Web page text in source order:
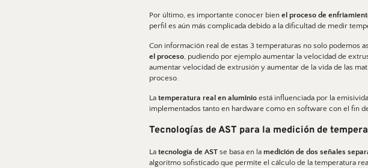
Por último, es importante conocer bien el proceso de
perfil es aún más complicada debido a la dificultad de medir
Con información real de estas 3 temperaturas no solo podemos
el proceso , pudiendo por ejemplo aumentar la velocidad de
aumentar velocidad de extrusión y aumentar de la vida de las
proceso.
La temperatura real en aluminio está influenciada por la
implementados tanto en hardware como en software con el fin
Tecnologías de AST para la medición de
La tecnología de AST se basa en la medición de dos señales
algoritmo sofisticado que permite el cálculo de la temperatura